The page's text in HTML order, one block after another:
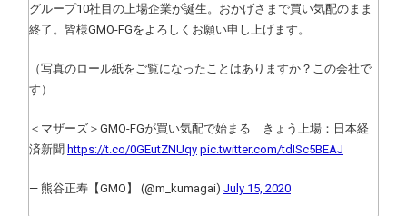
グループ10社目の上場企業が誕生。おかげさまで買い気配のまま
終了。皆様GMO-FGをよろしくお願い申し上げます。
（写真のロール紙をご覧になったことはありますか？この会社で
す）
＜マザーズ＞GMO-FGが買い気配で始まる きょう上場：日本経
済新聞 https://t.co/0GEutZNUqy pic.twitter.com/tdISc5BEAJ
— 熊谷正寿【GMO】 (@m_kumagai) July 15, 2020